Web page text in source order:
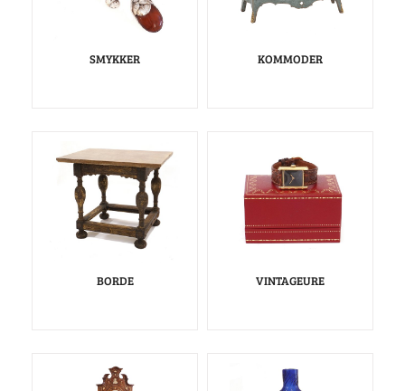
SMYKKER KOMMODER
BORDE VINTAGEURE